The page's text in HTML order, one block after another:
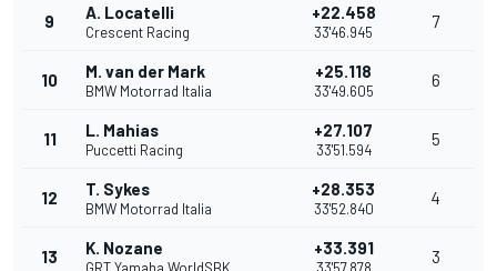
9 A. Locatelli
Crescent Racing
+22.458
33'46.945
7
10 M. van der Mark
BMW Motorrad Italia
+25.118
33'49.605
6
11 L. Mahias
Puccetti Racing
+27.107
33'51.594
5
12 T. Sykes
BMW Motorrad Italia
+28.353
33'52.840
4
13 K. Nozane +33.391 3